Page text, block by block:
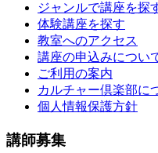
ジャンルで講座を探
体験講座を探す
教室へのアクセス
講座の申込みについ
ご利用の案内
カルチャー倶楽部に
個人情報保護方針
講師募集